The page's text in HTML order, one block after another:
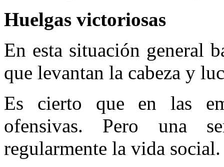
Huelgas victoriosas
En esta situación general
que levantan la cabeza y
Es cierto que en las
ofensivas. Pero una
regularmente la vida social.